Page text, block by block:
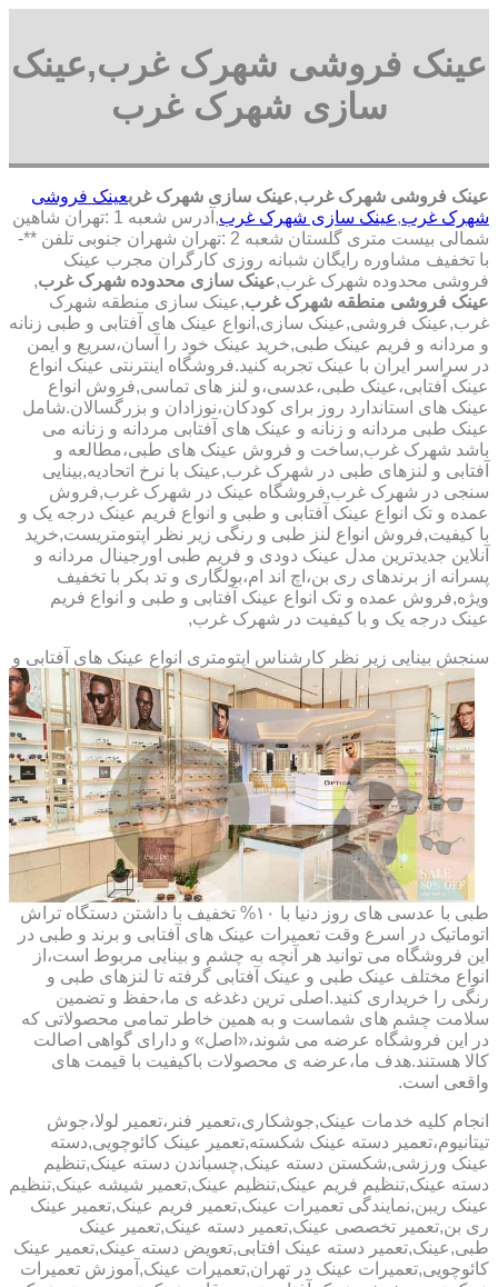
عینک فروشی شهرک غرب,عینک
سازی شهرک غرب
عینک فروشی شهرک غرب,عینک سازی شهرک غربعینک فروشی
شهرک غرب,عینک سازی شهرک غرب
,آدرس شعبه 1 :تهران شاهین
شمالی بیست متری گلستان شعبه 2 :تهران شهران جنوبی تلفن **-
با تخفیف مشاوره رایگان شبانه روزی کارگران مجرب عینک
فروشی محدوده شهرک غرب,عینک سازی محدوده شهرک غرب,
عینک فروشی منطقه شهرک غرب,عینک سازی منطقه شهرک
غرب,عینک فروشی,عینک سازی,انواع عینک های آفتابی و طبی زنانه
و مردانه و فریم عینک طبی,خرید عینک خود را آسان،سریع و ایمن
در سراسر ایران با عینک تجربه کنید.فروشگاه اینترنتی عینک انواع
عینک آفتابی،عینک طبی،عدسی،و لنز های تماسی,فروش انواع
عینک های استاندارد روز برای کودکان،نوزادان و بزرگسالان.شامل
عینک طبی مردانه و زنانه و عینک های آفتابی مردانه و زنانه می
باشد شهرک غرب,ساخت و فروش عینک های طبی،مطالعه و
آفتابی و لنزهای طبی در شهرک غرب,عینک با نرخ اتحادیه,بینایی
سنجی در شهرک غرب,فروشگاه عینک در شهرک غرب,فروش
عمده و تک انواع عینک آفتابی و طبی و انواع فریم عینک درجه یک و
با کیفیت,فروش انواع لنز طبی و رنگی زیر نظر اپتومتریست,خرید
آنلاین جدیدترین مدل عینک دودی و فریم طبی اورجینال مردانه و
پسرانه از برندهای ری بن،اچ اند ام،بولگاری و تد بکر با تخفیف
ویژه,فروش عمده و تک انواع عینک آفتابی و طبی و انواع فریم
عینک درجه یک و با کیفیت در شهرک غرب,
سنجش بینایی زیر نظر کارشناس اپتومتری انواع عینک های آفتابی و
طبی با عدسی های روز دنیا با ۱۰% تخفیف با داشتن دستگاه تراش
اتوماتیک در اسرع وقت تعمیرات عینک های آفتابی و برند و طبی در
این فروشگاه می توانید هر آنچه به چشم و بینایی مربوط است،از
انواع مختلف عینک طبی و عینک آفتابی گرفته تا لنزهای طبی و
رنگی را خریداری کنید.اصلی ترین دغدغه ی ما،حفظ و تضمین
سلامت چشم های شماست و به همین خاطر تمامی محصولاتی که
در این فروشگاه عرضه می شوند،«اصل» و دارای گواهی اصالت
کالا هستند.هدف ما،عرضه ی محصولات باکیفیت با قیمت های
واقعی است.
انجام کلیه خدمات عینک,جوشکاری،تعمیر فنر،تعمیر لولا،جوش
تیتانیوم،تعمیر دسته عینک شکسته,تعمیر عینک کائوچویی,دسته
عینک ورزشی,شکستن دسته عینک,چسباندن دسته عینک,تنظیم
دسته عینک,تنظیم فریم عینک,تنظیم عینک,تعمیر شیشه عینک,تنظیم
عینک ریبن,نمایندگی تعمیرات عینک,تعمیر فریم عینک,تعمیر عینک
ری بن,تعمیر تخصصی عینک,تعمیر دسته عینک,تعمیر عینک
طبی,عینک,تعمیر دسته عینک افتابی,تعویض دسته عینک,تعمیر عینک
کائوچویی,تعمیرات عینک در تهران,تعمیرات عینک,آموزش تعمیرات